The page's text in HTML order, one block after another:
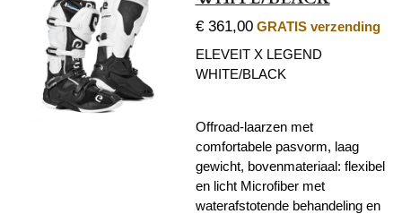
€ 361,00 GRATIS verzending
ELEVEIT X LEGEND
WHITE/BLACK
Offroad-laarzen met
comfortabele pasvorm, laag
gewicht, bovenmateriaal: flexibel
en licht Microfiber met
waterafstotende behandeling en